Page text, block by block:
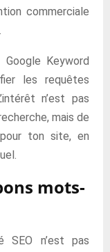
commerciale
Keyword
les requêtes
n’est pas
mais de
ton site, en
mots-
SEO n’est pas